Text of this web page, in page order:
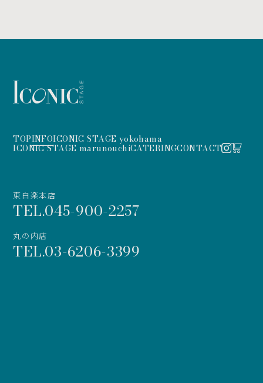
TOPINFOICONIC STAGE yokohama
ICONIC STAGE marunouchiCATERINGCONTACT
東白楽本店
TEL.045-900-2257
丸の内店
TEL.03-6206-3399